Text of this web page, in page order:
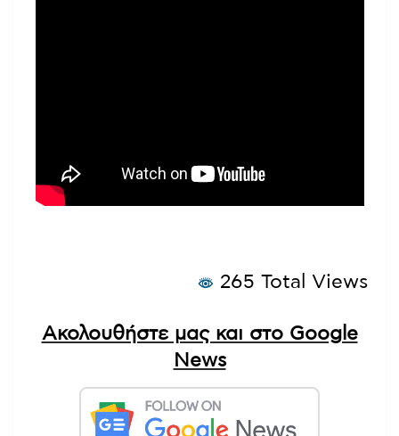
265 Total Views
Ακολουθήστε μας και στο Google
News